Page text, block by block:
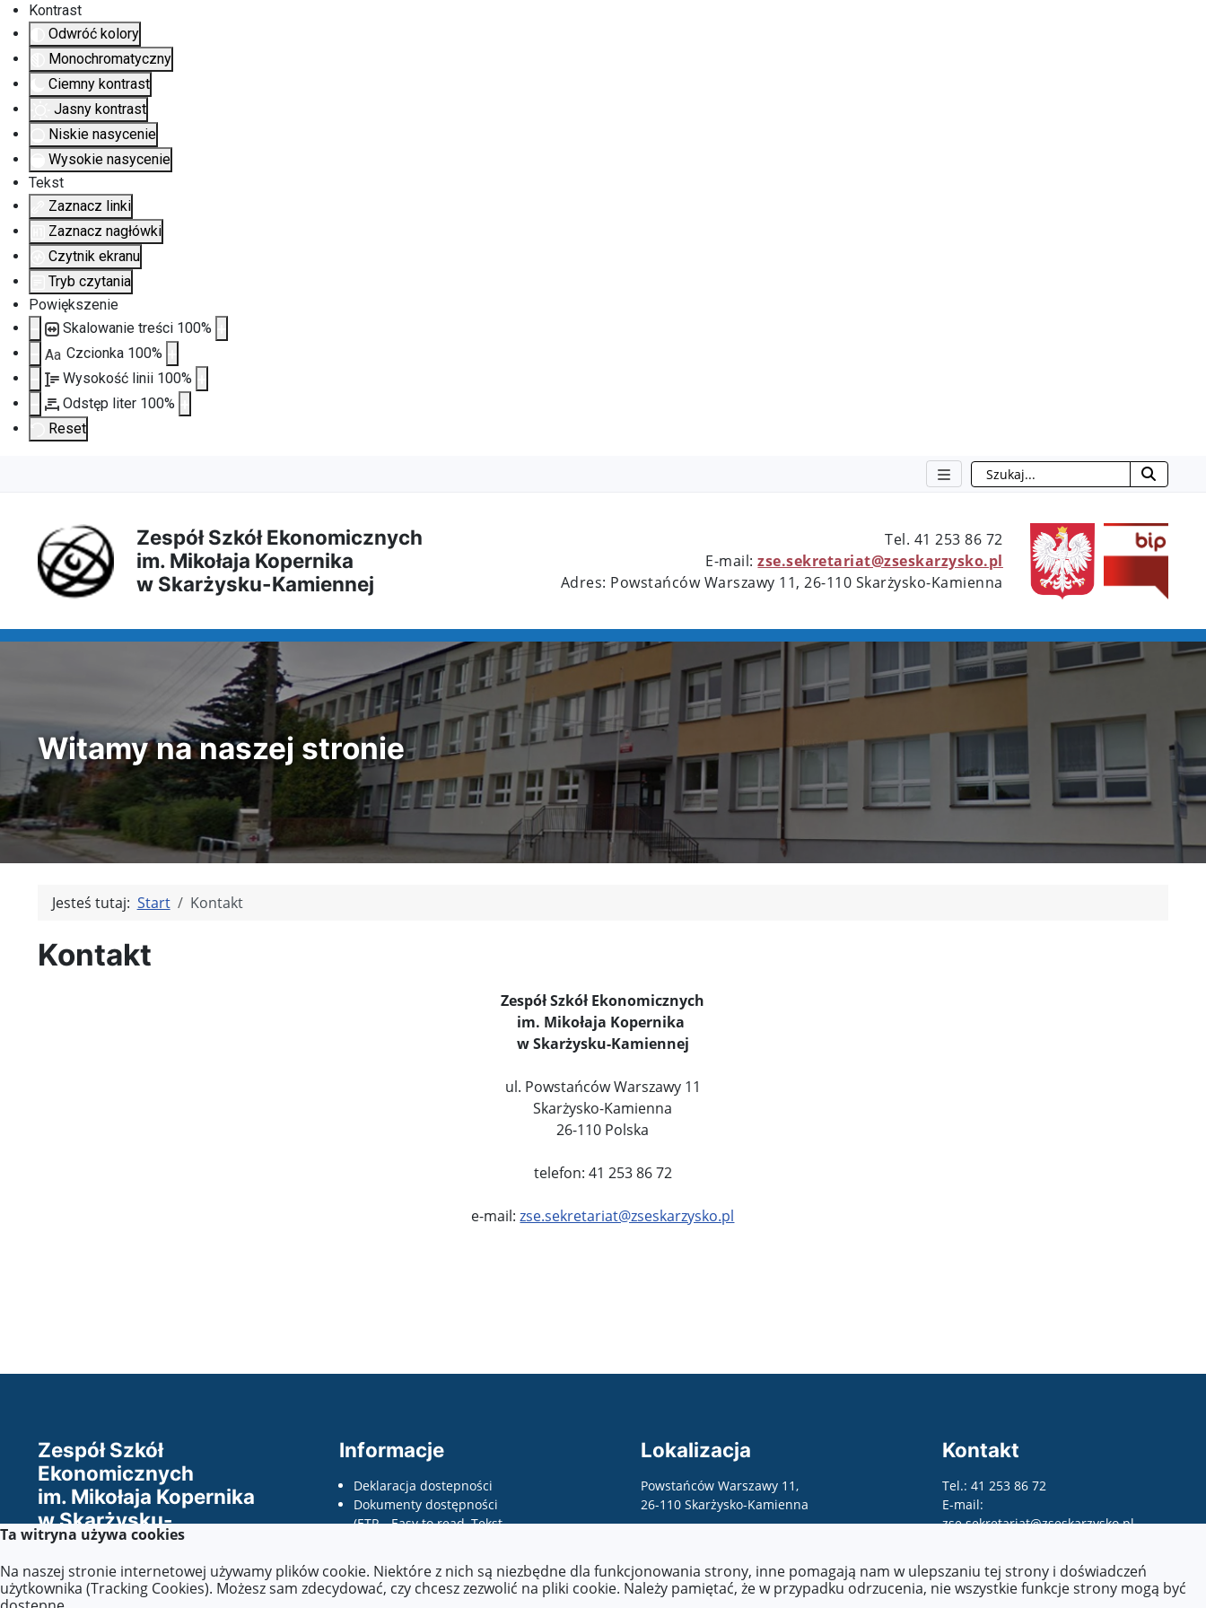
Kontrast
Odwróć kolory
Monochromatyczny
Ciemny kontrast
Jasny kontrast
Niskie nasycenie
Wysokie nasycenie
Tekst
Zaznacz linki
Zaznacz nagłówki
Czytnik ekranu
Tryb czytania
Powiększenie
Skalowanie treści 100%
Aa Czcionka 100%
Wysokość linii 100%
Odstęp liter 100%
Reset
do
treści
do
menu
do
wyszukiwarki
do
mapy
Szukaj
Zespół Szkół Ekonomicznych
im. Mikołaja Kopernika
w Skarżysku-Kamiennej
Tel. 41 253 86 72
E-mail:zse.sekretariat@zseskarzysko.pl
Adres: Powstańców Warszawy 11, 26-110 Skarżysko-Kamienna
Witamy na naszej stronie
Jesteś tutaj: Start Kontakt
Kontakt
Zespół Szkół Ekonomicznych
im. Mikołaja Kopernika
w Skarżysku-Kamiennej
ul. Powstańców Warszawy 11
Skarżysko-Kamienna
26-110 Polska
telefon: 41 253 86 72
e-mail:zse.sekretariat@zseskarzysko.pl
Zespół Szkół
Ekonomicznych
im. Mikołaja Kopernika
w Skarżysku-
Kamiennej
Wszelkie prawa zastrzeżone ©.
Informacje
Deklaracja dostepności
Dokumenty dostępności
(ETR - Easy to read, Tekst
wnioski o zapewnienie
dostępności, etc.)
Lokalizacja
Powstańców Warszawy 11,
26-110 Skarżysko-Kamienna
Kontakt
Tel.: 41 253 86 72
E-mail:
zse.sekretariat@zseskarzysko.pl
Ta witryna używa cookies
Na naszej stronie internetowej używamy plików cookie. Niektóre z nich są niezbędne dla funkcjonowania strony, inne pomagają nam w ulepszaniu tej strony i doświadczeń
użytkownika (Tracking Cookies). Możesz sam zdecydować, czy chcesz zezwolić na pliki cookie. Należy pamiętać, że w przypadku odrzucenia, nie wszystkie funkcje strony mogą być